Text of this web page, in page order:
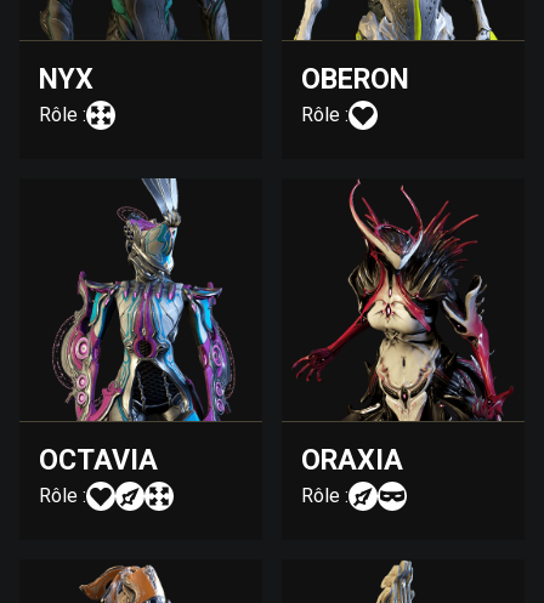
NYX
Rôle :
OBERON
Rôle :
OCTAVIA
Rôle :
ORAXIA
Rôle :